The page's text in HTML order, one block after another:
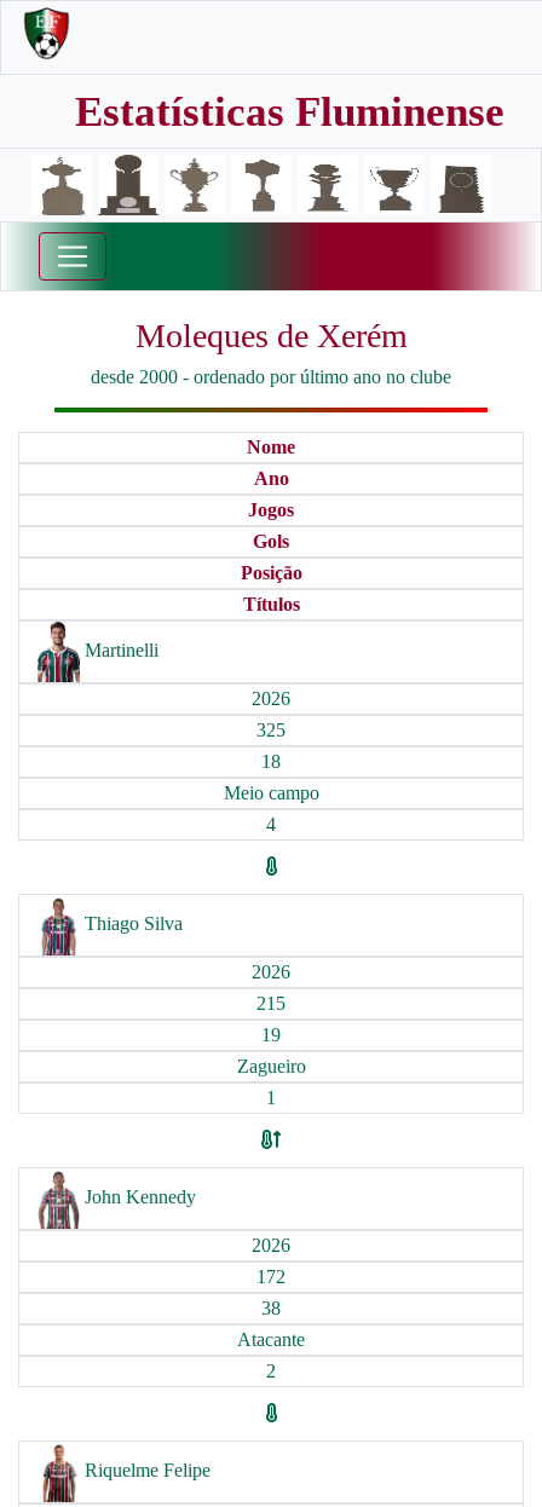
Estatísticas Fluminense
Moleques de Xerém
desde 2000 - ordenado por último ano no clube
Nome
Ano
Jogos
Gols
Posição
Títulos
Martinelli
2026
325
18
Meio campo
4
Thiago Silva
2026
215
19
Zagueiro
1
John Kennedy
2026
172
38
Atacante
2
Riquelme Felipe